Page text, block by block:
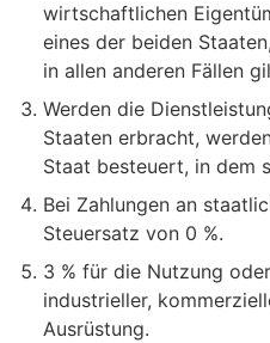
wirtschaftlichen
eines der beiden
in allen anderen Fällen
Werden die
Staaten erbracht,
Staat besteuert, in dem
Bei Zahlungen an
Steuersatz von 0 %.
3 % für die Nutzung
industrieller,
Ausrüstung.